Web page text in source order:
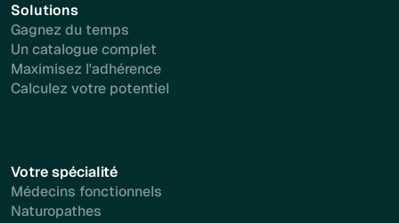
Solutions
Gagnez du temps
Un catalogue complet
Maximisez l'adhérence
Calculez votre potentiel
Votre spécialité
Médecins fonctionnels
Naturopathes